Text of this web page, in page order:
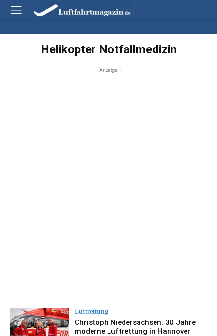
Helikopter Notfallmedizin
- Anzeige -
Luftrettung
Christoph Niedersachsen: 30 Jahre
moderne Luftrettung in Hannover